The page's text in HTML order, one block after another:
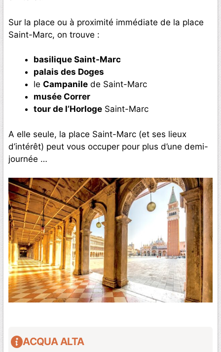
Sur la place ou à proximité immédiate de la place
Saint-Marc, on trouve :
basilique Saint-Marc
palais des Doges
le Campanile de Saint-Marc
musée Correr
tour de l’Horloge Saint-Marc
A elle seule, la place Saint-Marc (et ses lieux
d’intérêt) peut vous occuper pour plus d’une demi-
journée …
ACQUA ALTA